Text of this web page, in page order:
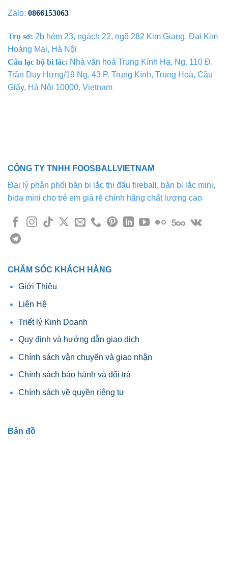
Zalo: 0866153063
Trụ sở: 2b hẻm 23, ngách 22, ngõ 282 Kim Giang, Đại Kim
Hoàng Mai, Hà Nội
Câu lạc bộ bi lắc: Nhà văn hoá Trung Kính Hạ, Ng. 110 Đ.
Trần Duy Hưng/19 Ng. 43 P. Trung Kính, Trung Hoà, Cầu
Giấy, Hà Nội 10000, Vietnam
CÔNG TY TNHH FOOSBALLVIETNAM
Đại lý phân phối bàn bi lắc thi đấu fireball, bàn bi lắc mini,
bida mini cho trẻ em giá rẻ chính hãng chất lượng cao
CHĂM SÓC KHÁCH HÀNG
Giới Thiệu
Liên Hệ
Triết lý Kinh Doanh
Quy định và hướng dẫn giao dịch
Chính sách vận chuyển và giao nhận
Chính sách bảo hành và đổi trả
Chính sách về quyền riêng tư
Bản đồ